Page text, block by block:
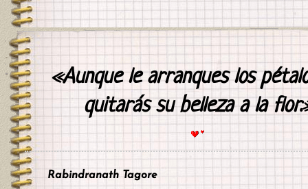
«Aunque le arranques los
quitarás su belleza a la
Rabindranath Tagore